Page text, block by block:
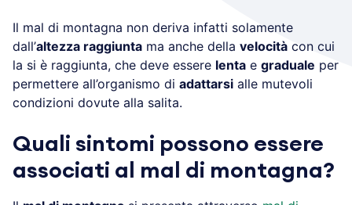
Il mal di montagna non deriva infatti solamente
dall’altezza raggiunta ma anche della velocità con cui
la si è raggiunta, che deve essere lenta e graduale per
permettere all’organismo di adattarsi alle mutevoli
condizioni dovute alla salita.
Quali sintomi possono essere
associati al mal di montagna?